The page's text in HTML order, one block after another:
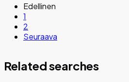
Edellinen
1
2
Seuraava
Related searches